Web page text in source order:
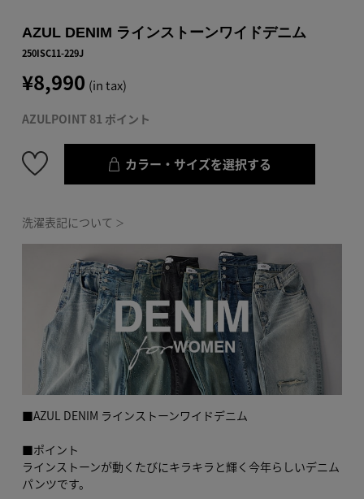
AZUL DENIM ラインストーンワイドデニム
250ISC11-229J
¥8,990 (in tax)
AZULPOINT 81 ポイント
カラー・サイズを選択する
洗濯表記について ＞
■AZUL DENIM ラインストーンワイドデニム
■ポイント
ラインストーンが動くたびにキラキラと輝く今年らしいデニム
パンツです。